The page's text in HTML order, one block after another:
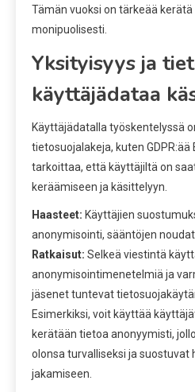
Tämän vuoksi on tärkeää
monipuolisesti.
Yksityisyys ja
käyttäjädataa
Käyttäjädatalla työskentelyssä
tietosuojalakeja, kuten GDPR:ää
tarkoittaa, että käyttäjiltä on
keräämiseen ja käsittelyyn.
Haasteet: Käyttäjien
anonymisointi, sääntöjen
Ratkaisut: Selkeä viestintä
anonymisointimenetelmiä ja
jäsenet tuntevat
Esimerkiksi, voit käyttää
kerätään tietoa anonyymisti,
olonsa turvalliseksi ja suostuvat
jakamiseen.